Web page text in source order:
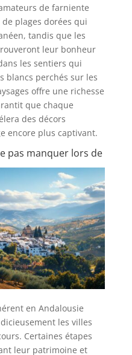
de farniente
plages dorées qui
tandis que les
leur bonheur
les sentiers qui
blancs perchés sur les
offre une richesse
que chaque
des décors
encore plus captivant.
pas manquer lors de
en Andalousie
les villes
Certaines étapes
leur patrimoine et